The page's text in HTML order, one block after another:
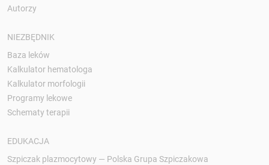
Autorzy
NIEZBĘDNIK
Baza leków
Kalkulator hematologa
Kalkulator morfologii
Programy lekowe
Schematy terapii
EDUKACJA
Szpiczak plazmocytowy — Polska Grupa Szpiczakowa